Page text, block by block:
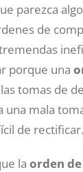
parezca
de
porque una
tomas de
una mala
de rectificar.
la orden